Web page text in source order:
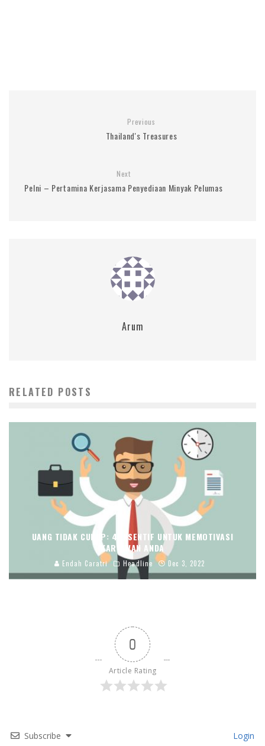
Previous
Thailand's Treasures
Next
Pelni – Pertamina Kerjasama Penyediaan Minyak Pelumas
Arum
RELATED POSTS
UANG TIDAK CUKUP: 4 INSENTIF UNTUK MEMOTIVASI
KARYAWAN ANDA
Endah Caratri Headline Dec 3, 2022
0
Article Rating
Subscribe Login